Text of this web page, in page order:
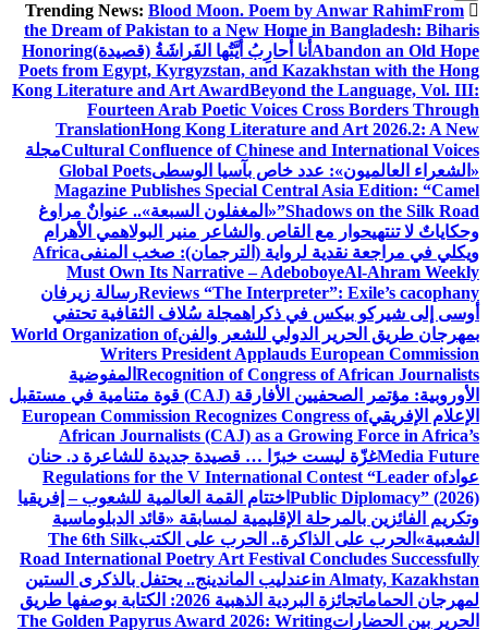
Blood Moon. Poem by Anwar RahimFrom
the Dream of Pakistan to a New Home in Bangladesh: Biharis
Abandon an Old Hope أَنا أُحارِبُ أَيَّتُها الفَراشَةُ (قصيدة)Honoring
Poets from Egypt, Kyrgyzstan, and Kazakhstan with the Hong
Kong Literature and Art AwardBeyond the Language, Vol. III:
Fourteen Arab Poetic Voices Cross Borders Through
TranslationHong Kong Literature and Art 2026.2: A New
Cultural Confluence of Chinese and International Voicesمجلة
«الشعراء العالميون»: عدد خاص بآسيا الوسطىGlobal Poets
Magazine Publishes Special Central Asia Edition: “Camel
Shadows on the Silk Road” «المغفلون السبعة».. عنوانٌ مراوغ
وحكاياتٌ لا تنتهيحوار مع القاص والشاعر منير البولاهمي الأهرام
ويكلي في مراجعة نقدية لرواية (الترجمان): صخب المنفىAfrica
Must Own Its Narrative – AdeboboyeAl-Ahram Weekly
Reviews “The Interpreter”: Exile’s cacophanyرسالة زيرفان
أوسى إلى شيركو بيكس في ذكراهمجلة سُلاف الثقافية تحتفي
بمهرجان طريق الحرير الدولي للشعر والفنWorld Organization of
Writers President Applauds European Commission
Recognition of Congress of African Journalists المفوضية
الأوروبية: مؤتمر الصحفيين الأفارقة (CAJ) قوة متنامية في مستقبل
الإعلام الإفريقيEuropean Commission Recognizes Congress of
African Journalists (CAJ) as a Growing Force in Africa’s
Media Futureغزّة ليست خبرًا … قصيدة جديدة للشاعرة د. حنان
عوادRegulations for the V International Contest “Leader of
Public Diplomacy” (2026) اختتام القمة العالمية للشعوب – إفريقيا
وتكريم الفائزين بالمرحلة الإقليمية لمسابقة «قائد الدبلوماسية
الشعبية» الحرب على الذاكرة.. الحرب على الكتبThe 6th Silk
Road International Poetry Art Festival Concludes Successfully
in Almaty, Kazakhstanعندليب الماندينج.. يحتفل بالذكرى الستين
لمهرجان الحمامات
جائزة البردية الذهبية 2026: الكتابة بوصفها طريق
الحرير بين الحضاراتThe Golden Papyrus Award 2026: Writing